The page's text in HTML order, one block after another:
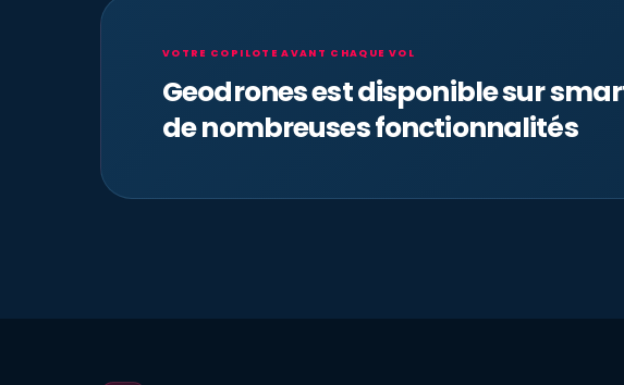
VOTRE COPILOTE AVANT CHAQUE VOL
Geodrones est disponible sur
de nombreuses fonctionnalités